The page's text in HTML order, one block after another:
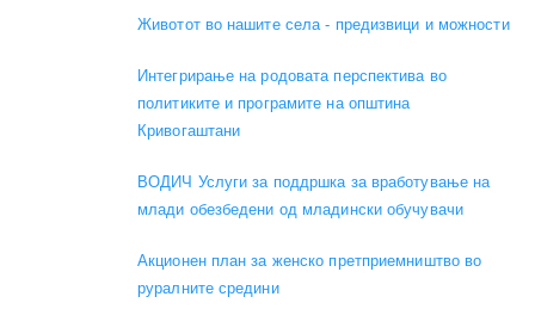
Животот во нашите села - предизвици и можности
Интегрирање на родовата перспектива во
политиките и програмите на општина
Кривогаштани
ВОДИЧ Услуги за поддршка за вработување на
млади обезбедени од младински обучувачи
Акционен план за женско претприемништво во
руралните средини